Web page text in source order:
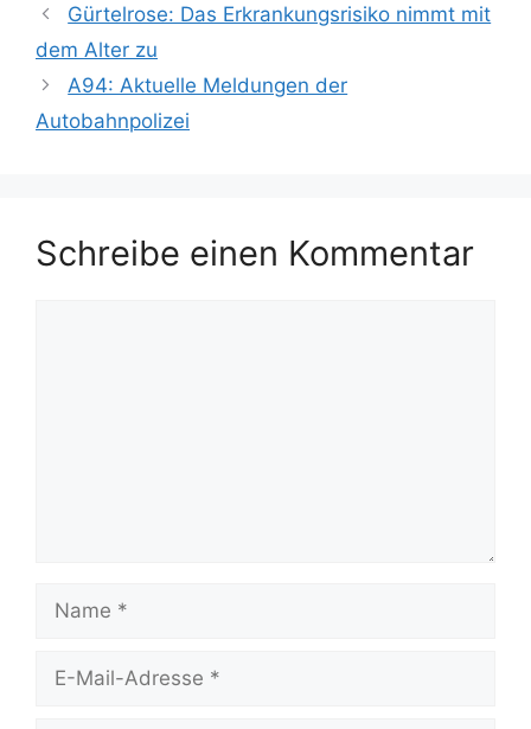
Gürtelrose: Das Erkrankungsrisiko nimmt mit
dem Alter zu
A94: Aktuelle Meldungen der
Autobahnpolizei
Schreibe einen Kommentar
Mail-